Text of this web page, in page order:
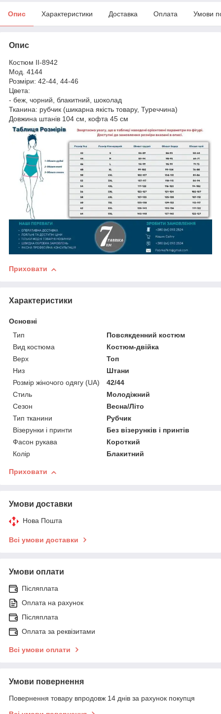
Опис Характеристики Доставка Оплата Умови
Опис
Костюм II-8942
Мод. 4144
Розміри: 42-44, 44-46
Цвета:
- беж, чорний, блакитний, шоколад
Тканина: рубчик (шикарна якість товару, Туреччина)
Довжина штанів 104 см, кофта 45 см
Приховати
Характеристики
Основні
Тип
Повсякденний костюм
Вид костюма
Костюм-двійка
Верх
Топ
Низ
Штани
Розмір жіночого одягу (UA)
42/44
Стиль
Молодіжний
Сезон
Весна/Літо
Тип тканини
Рубчик
Візерунки і принти
Без візерунків і принтів
Фасон рукава
Короткий
Колір
Блакитний
Приховати
Умови доставки
Нова Пошта
Всі умови доставки
Умови оплати
Післяплата
Оплата на рахунок
Післяплата
Оплата за реквізитами
Всі умови оплати
Умови повернення
Повернення товару впродовж 14 днів за рахунок покупця